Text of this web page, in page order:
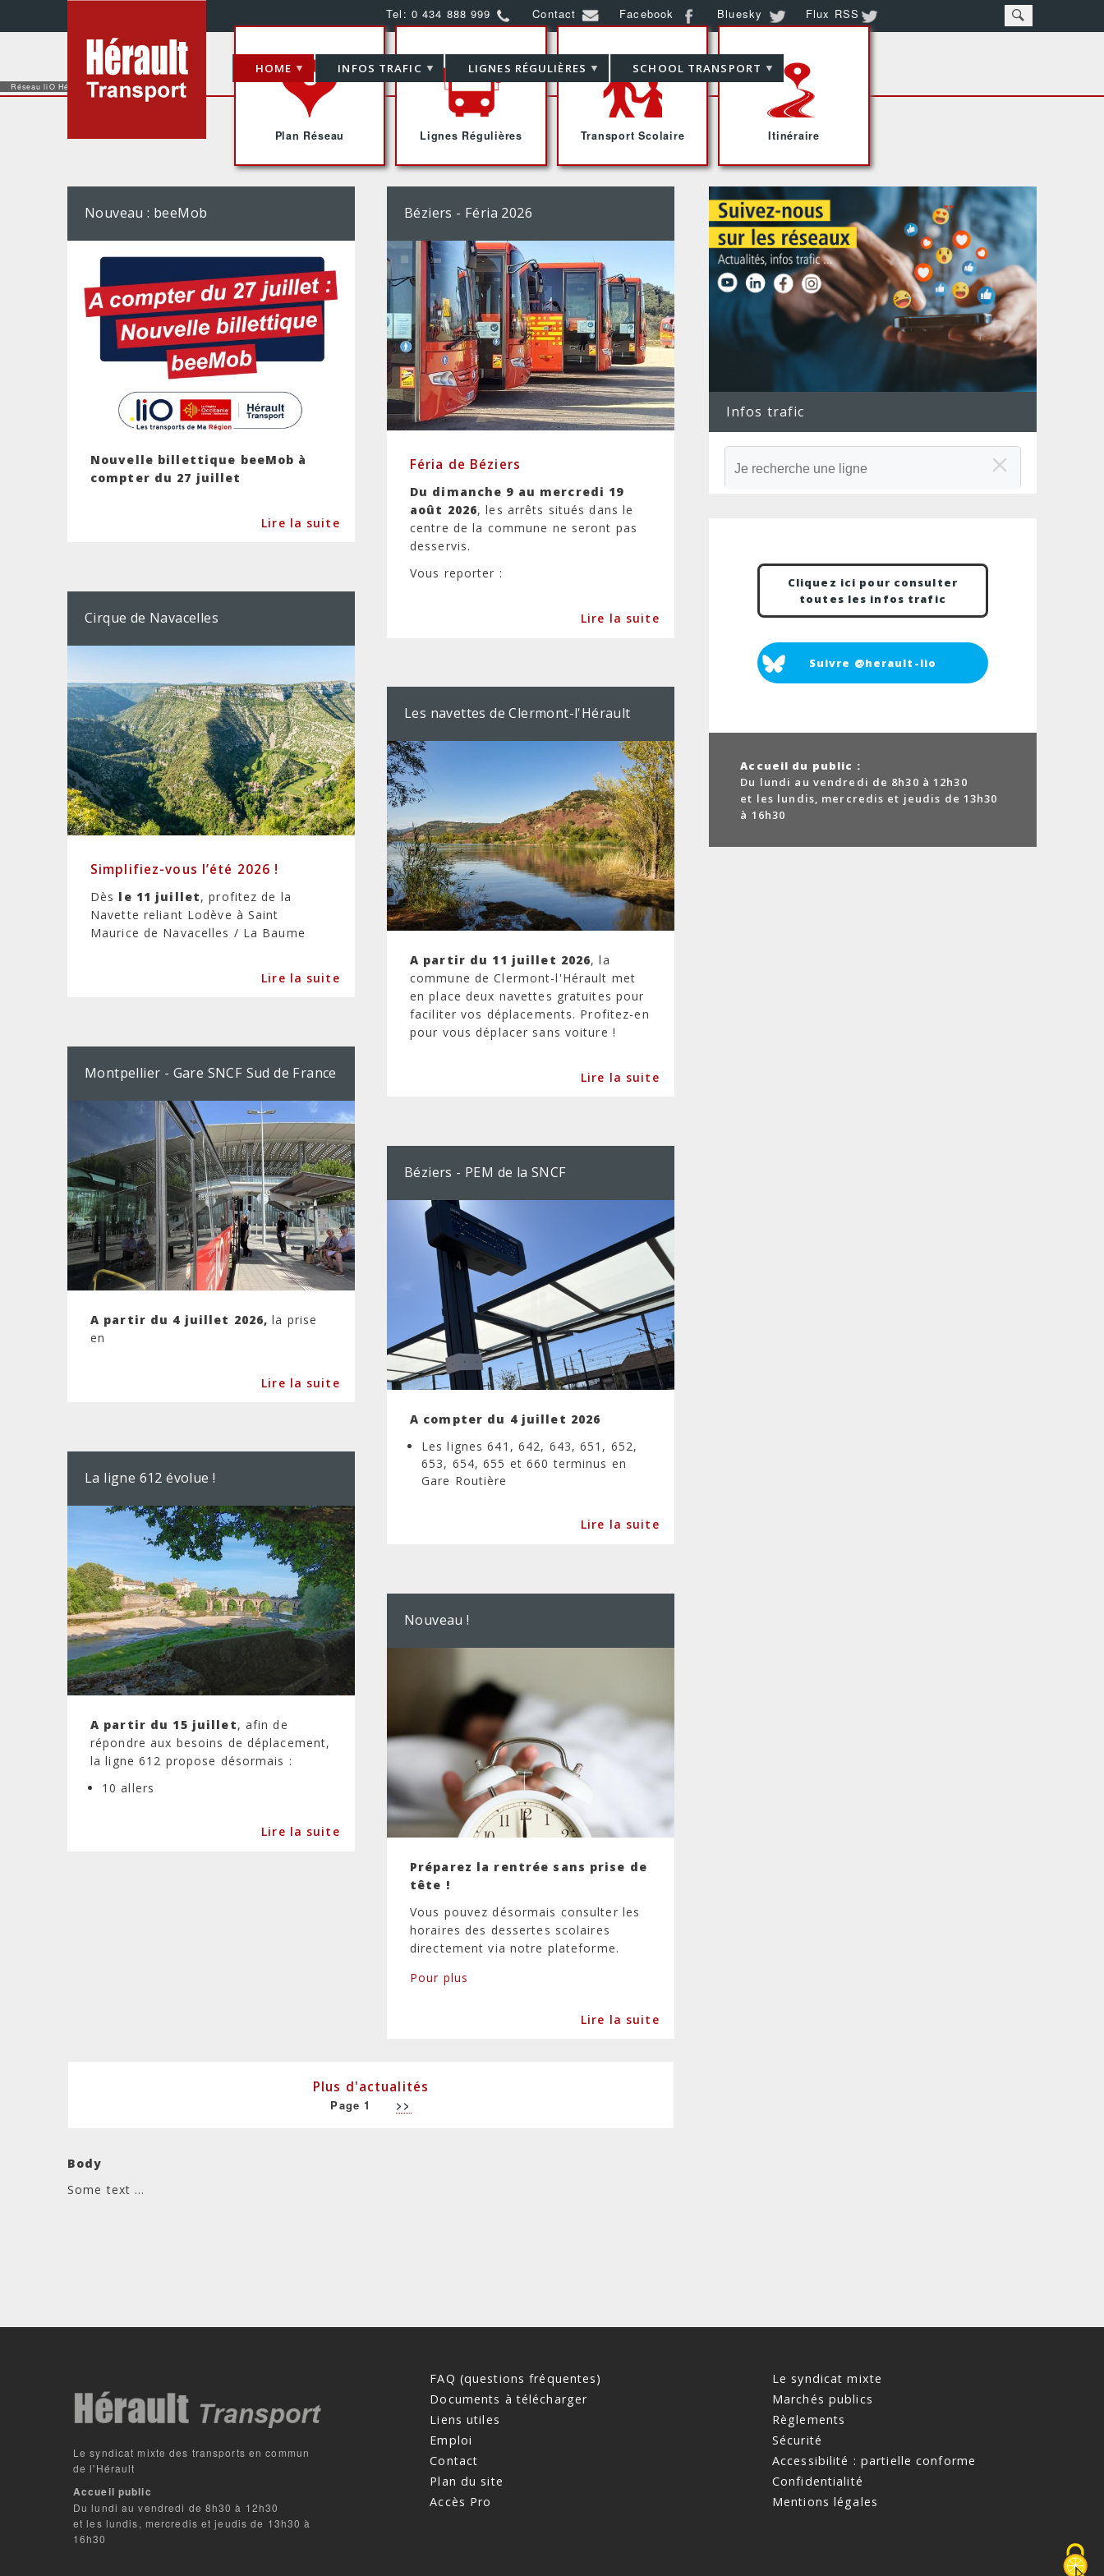
Skip
content
Tel: 0 434 888 999 Contact Facebook Bluesky Flux RSS
HOME INFOS TRAFIC LIGNES RÉGULIÈRES SCHOOL TRANSPORT
Réseau liO Hérault Transport
Plan Réseau Lignes Régulières Transport Scolaire Itinéraire
Home
Nouveau : beeMob
Nouvelle billettique beeMob à
compter du 27 juillet
Lire la suite
Béziers - Féria 2026
Féria de Béziers
Du dimanche 9 au mercredi 19
août 2026, les arrêts situés dans le
centre de la commune ne seront pas
desservis.
Vous reporter :
Lire la suite
Cirque de Navacelles
Simplifiez-vous l’été 2026 !
Dès le 11 juillet, profitez de la
Navette reliant Lodève à Saint
Maurice de Navacelles / La Baume
Lire la suite
Les navettes de Clermont-l'Hérault
A partir du 11 juillet 2026, la
commune de Clermont-l'Hérault met
en place deux navettes gratuites pour
faciliter vos déplacements. Profitez-en
pour vous déplacer sans voiture !
Lire la suite
Montpellier - Gare SNCF Sud de France
A partir du 4 juillet 2026,la prise
en
Lire la suite
Béziers - PEM de la SNCF
A compter du 4 juillet 2026
Les lignes 641, 642, 643, 651, 652,
653, 654, 655 et 660 terminus en
Gare Routière
Lire la suite
La ligne 612 évolue !
A partir du 15 juillet, afin de
répondre aux besoins de déplacement,
la ligne 612 propose désormais :
10 allers
Lire la suite
Nouveau !
Préparez la rentrée sans prise de
tête !
Vous pouvez désormais consulter les
horaires des dessertes scolaires
directement via notre plateforme.
Pour plus
Lire la suite
Plus d'actualités
Page 1
Next
>>
Body
Some text ...
Infos trafic
Cliquez ici pour consulter
toutes les infos trafic
Suivre @herault-lio
Accueil du public :
Du lundi au vendredi de 8h30 à 12h30
et les lundis, mercredis et jeudis de 13h30
à 16h30
Le syndicat mixte des transports en commun
de l'Hérault
Accueil public
Du lundi au vendredi de 8h30 à 12h30
et les lundis, mercredis et jeudis de 13h30 à
16h30
FAQ (questions fréquentes)
Documents à télécharger
Liens utiles
Emploi
Contact
Plan du site
Accès Pro
Le syndicat mixte
Marchés publics
Règlements
Sécurité
Accessibilité : partielle conforme
Confidentialité
Mentions légales